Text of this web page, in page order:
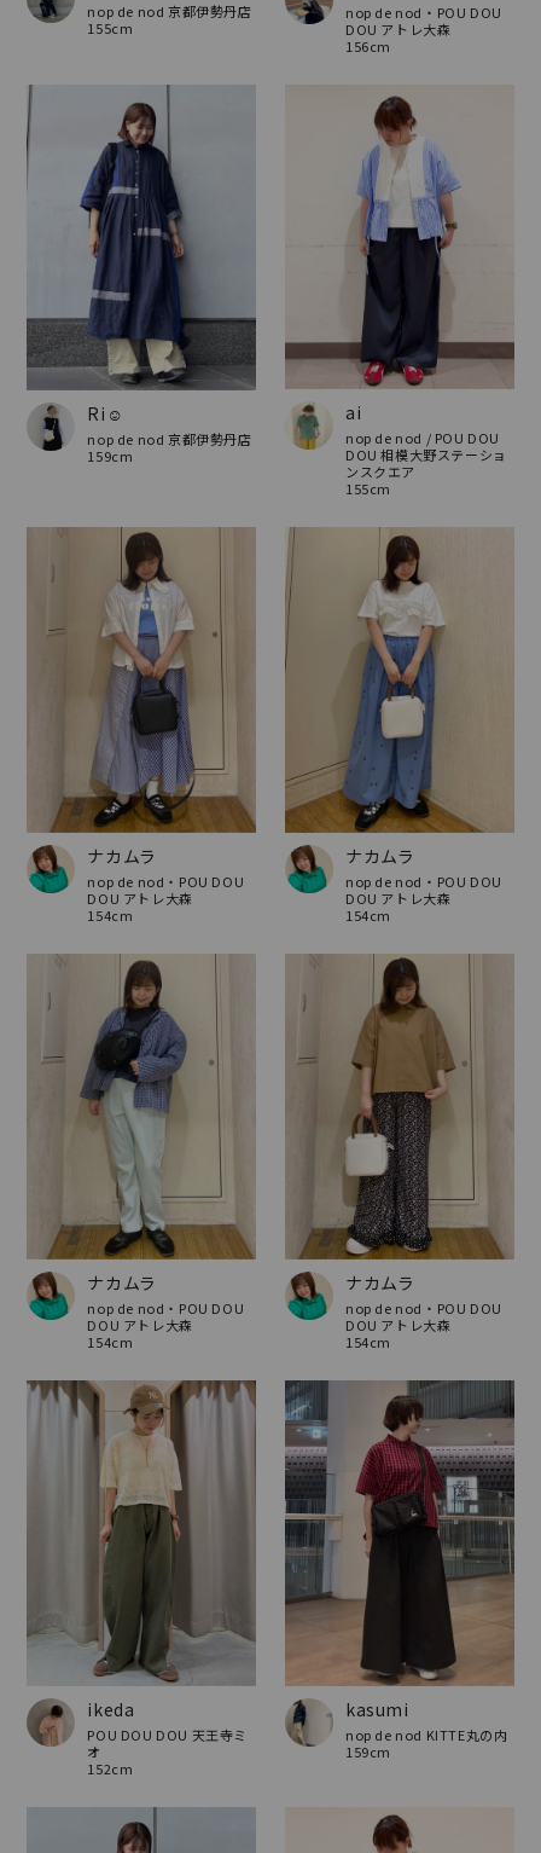
nop de nod 京都伊勢丹店
155cm
nop de nod・POU DOU
DOU アトレ大森
156cm
Ri☺︎
nop de nod 京都伊勢丹店
159cm
ai
nop de nod / POU DOU
DOU 相模大野ステーショ
ンスクエア
155cm
ナカムラ
nop de nod・POU DOU
DOU アトレ大森
154cm
ナカムラ
nop de nod・POU DOU
DOU アトレ大森
154cm
ナカムラ
nop de nod・POU DOU
DOU アトレ大森
154cm
ナカムラ
nop de nod・POU DOU
DOU アトレ大森
154cm
ikeda
POU DOU DOU 天王寺ミ
オ
152cm
kasumi
nop de nod KITTE丸の内
159cm